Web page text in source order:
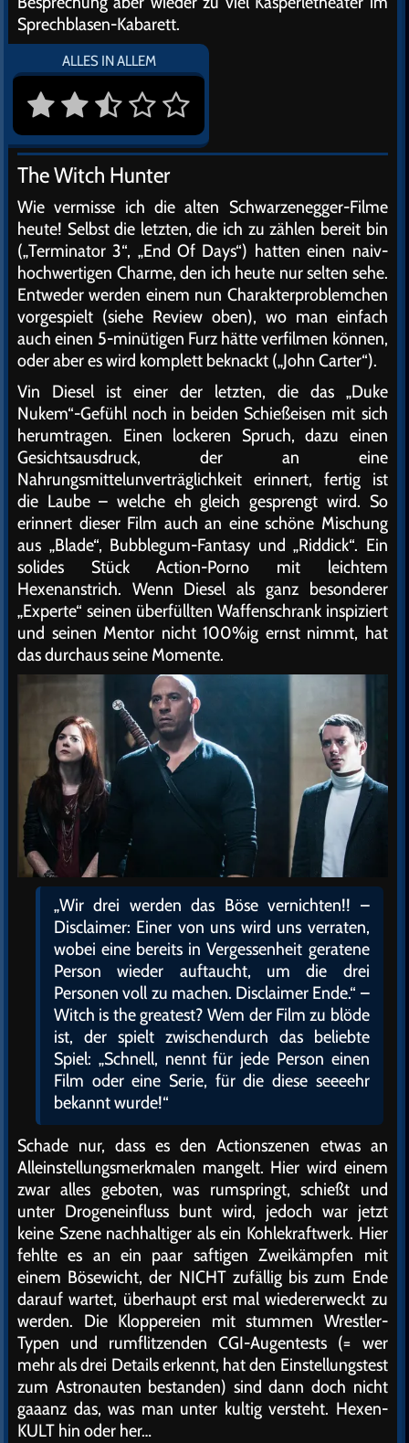
Sprechblasen-Kabarett.
ALLES IN ALLEM
The Witch Hunter
Wie vermisse ich die alten Schwarzenegger-Filme
heute! Selbst die letzten, die ich zu zählen bereit bin
(„Terminator 3“, „End Of Days“) hatten einen naiv-
hochwertigen Charme, den ich heute nur selten sehe.
Entweder werden einem nun Charakterproblemchen
vorgespielt (siehe Review oben), wo man einfach
auch einen 5-minütigen Furz hätte verfilmen können,
oder aber es wird komplett beknackt („John Carter“).
Vin Diesel ist einer der letzten, die das „Duke
Nukem“-Gefühl noch in beiden Schießeisen mit sich
herumtragen. Einen lockeren Spruch, dazu einen
Gesichtsausdruck, der an eine
Nahrungsmittelunverträglichkeit erinnert, fertig ist
die Laube – welche eh gleich gesprengt wird. So
erinnert dieser Film auch an eine schöne Mischung
aus „Blade“, Bubblegum-Fantasy und „Riddick“. Ein
solides Stück Action-Porno mit leichtem
Hexenanstrich. Wenn Diesel als ganz besonderer
„Experte“ seinen überfüllten Waffenschrank inspiziert
und seinen Mentor nicht 100%ig ernst nimmt, hat
das durchaus seine Momente.
„Wir drei werden das Böse vernichten!! –
Disclaimer: Einer von uns wird uns verraten,
wobei eine bereits in Vergessenheit geratene
Person wieder auftaucht, um die drei
Personen voll zu machen. Disclaimer Ende.“ –
Witch is the greatest? Wem der Film zu blöde
ist, der spielt zwischendurch das beliebte
Spiel: „Schnell, nennt für jede Person einen
Film oder eine Serie, für die diese seeeehr
bekannt wurde!“
Schade nur, dass es den Actionszenen etwas an
Alleinstellungsmerkmalen mangelt. Hier wird einem
zwar alles geboten, was rumspringt, schießt und
unter Drogeneinfluss bunt wird, jedoch war jetzt
keine Szene nachhaltiger als ein Kohlekraftwerk. Hier
fehlte es an ein paar saftigen Zweikämpfen mit
einem Bösewicht, der NICHT zufällig bis zum Ende
darauf wartet, überhaupt erst mal wiedererweckt zu
werden. Die Kloppereien mit stummen Wrestler-
Typen und rumflitzenden CGI-Augentests (= wer
mehr als drei Details erkennt, hat den Einstellungstest
zum Astronauten bestanden) sind dann doch nicht
gaaanz das, was man unter kultig versteht. Hexen-
KULT hin oder her…